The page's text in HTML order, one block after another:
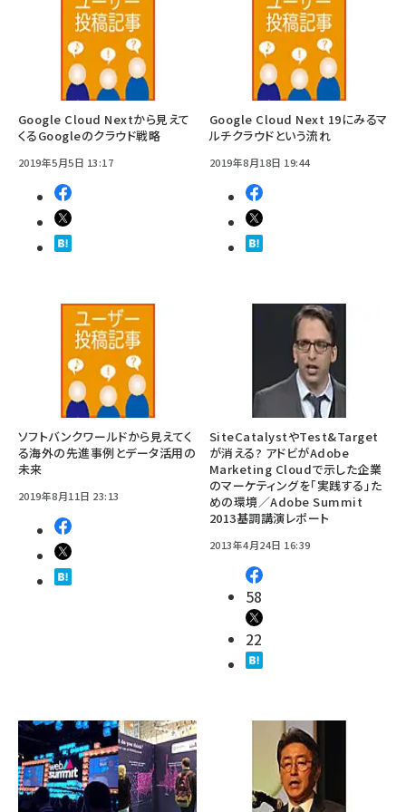
Google Cloud Nextから見えて
くるGoogleのクラウド戦略
2019年5月5日 13:17
Google Cloud Next 19にみるマ
ルチクラウドという流れ
2019年8月18日 19:44
ソフトバンクワールドから見えてく
る海外の先進事例とデータ活用の
未来
2019年8月11日 23:13
SiteCatalystやTest&Target
が消える? アドビがAdobe
Marketing Cloudで示した企業
のマーケティングを「実践する」た
めの環境／Adobe Summit
2013基調講演レポート
2013年4月24日 16:39
58
22